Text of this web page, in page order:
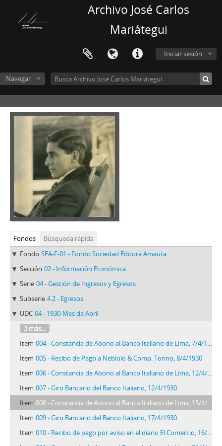
Archivo José Carlos
Mariátegui
Iniciar sesión
Navegar
Fondos
Búsqueda rápida
Fondo SEA-F-01 - Fondo Sociedad Editora Amauta
Sección 02 - Información Económica
Serie 04 - Gestión de Ingresos y Egresos
Subserie 4.2 - Egresos
UDC 04 - 1930-Mes de Abril
3 más...
Item 004 - Constancia de Abono al Banco Italiano de Lima, 7/4/1930
Item 005 - Recibo de Pago a Nebiolo & Comp. Torino, 8/4/1930
Item 006 - Constancia de Abono al Banco Italiano de Lima, 12/4/1930
Item 007 - Giro Bancario del Banco Italiano, 12/4/1930
Item 008 - Constancia de Abono al Banco Italiano de Lima, 15/4/1930
Item 009 - Giro Bancario del Banco Italiano, 17/4/1930
Item 010 - Recibo de pago por aviso en el diario El Comercio, 16/4/1930